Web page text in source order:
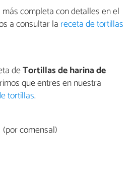
completa con detalles en el
a consultar la receta de tortillas
deTortillas de harina de
que entres en nuestra
tortillas.
(por comensal)